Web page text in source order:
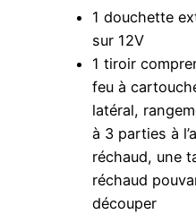
1 douchette
sur 12V
1 tiroir
feu à
latéral,
à 3 parties à
réchaud, une
réchaud
découper